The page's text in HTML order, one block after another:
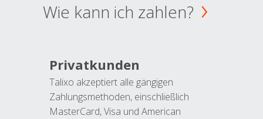
Wie kann ich zahlen?
Privatkunden
Talixo akzeptiert alle gängigen
Zahlungsmethoden, einschließlich
MasterCard, Visa und American